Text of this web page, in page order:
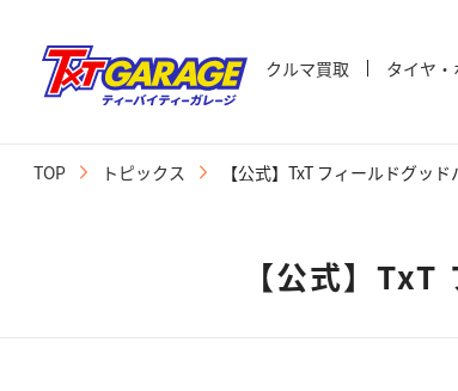
クルマ買取 タイヤ
TOP トピックス 【公式】TxT フィールドグッ
【公式】